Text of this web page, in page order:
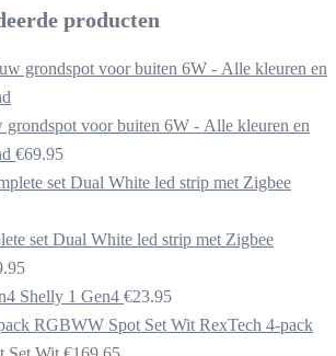
producten
grondspot voor buiten 6W - Alle kleuren en
€69.95
set Dual White led strip met Zigbee
Shelly 1 Gen4 €23.95
RexTech 4-pack